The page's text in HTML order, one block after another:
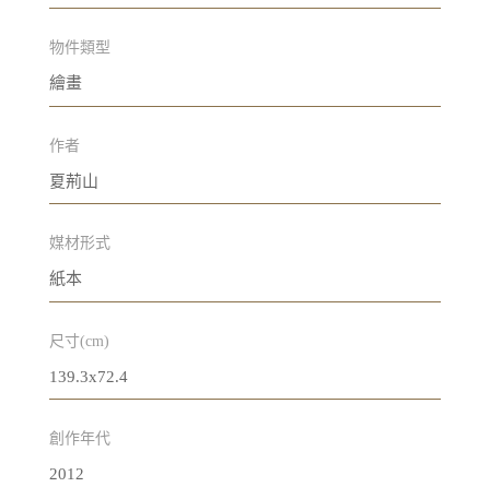
物件類型
繪畫
作者
夏荊山
媒材形式
紙本
尺寸(cm)
139.3x72.4
創作年代
2012